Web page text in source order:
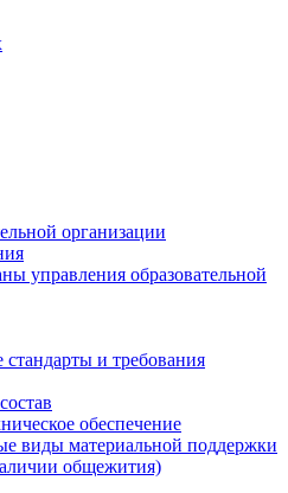
организации
управления образовательной
стандарты и требования
обеспечение
виды материальной поддержки
общежития)